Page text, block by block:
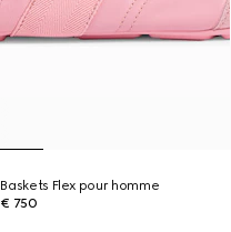
Baskets Flex pour homme
€ 750